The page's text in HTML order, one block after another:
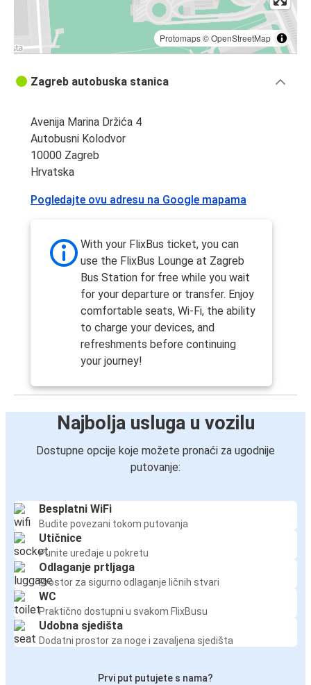
Protomaps©OpenStreetMap
Zagreb autobuska stanica
Avenija Marina Držića 4
Autobusni Kolodvor
10000 Zagreb
Hrvatska
Pogledajte ovu adresu na Google mapama
With your FlixBus ticket, you can
use the FlixBus Lounge at Zagreb
Bus Station for free while you wait
for your departure or transfer. Enjoy
comfortable seats, Wi-Fi, the ability
to charge your devices, and
refreshments before continuing
your journey!
Najbolja usluga u vozilu
Dostupne opcije koje možete pronaći za ugodnije
putovanje:
Besplatni WiFi
Budite povezani tokom putovanja
Utičnice
Punite uređaje u pokretu
Odlaganje prtljaga
Prostor za sigurno odlaganje ličnih stvari
WC
Praktično dostupni u svakom FlixBusu
Udobna sjedišta
Dodatni prostor za noge i zavaljena sjedišta
Prvi put putujete s nama?